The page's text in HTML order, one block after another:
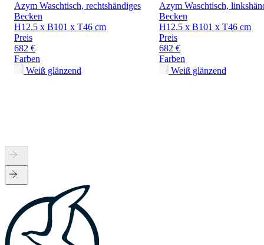
Azym Waschtisch, rechtshändiges
Becken
H12.5 x B101 x T46 cm
Preis
682 €
Farben
Weiß glänzend
Azym Waschtisch,
Becken
H12.5 x B101 x T46 cm
Preis
682 €
Farben
Weiß glänzend